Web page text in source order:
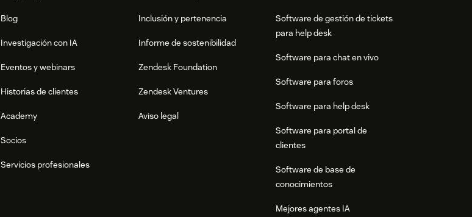
Blog
Investigación con IA
Eventos y webinars
Historias de clientes
Academy
Socios
Servicios profesionales
Inclusión y pertenencia
Informe de sostenibilidad
Zendesk Foundation
Zendesk Ventures
Aviso legal
Software de gestión de tickets
para help desk
Software para chat en vivo
Software para foros
Software para help desk
Software para portal de
clientes
Software de base de
conocimientos
Mejores agentes IA